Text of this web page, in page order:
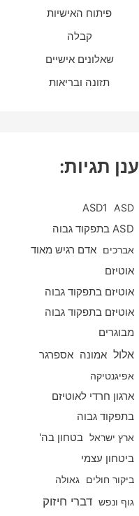
פיתוח האישיות
קבלה
שאלונים אישיים
תזונה ובריאות
ענן תגיות:
ASD
ASD1
ASD בתפקוד גבוה
אברכים אדם רגיש מאוד
אוטיזם
אוטיזם בתפקוד גבוה
אוטיזם בתפקוד גבוה
מבוגרים
אלול אמונה אספרגר
אפיגנטיקה
ארגון חרדי לאוטיזם
בתפקוד גבוה
ארץ ישראל בטחון בה'
ביטחון עצמי
ביקור חולים גאולה
גוף ונפש דברי חיזוק